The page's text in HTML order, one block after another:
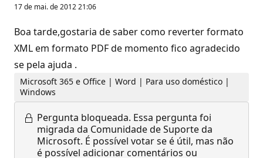
17 de mai. de 2012 21:06
Boa tarde,gostaria de saber como reverter formato
XML em formato PDF de momento fico agradecido
se pela ajuda .
Microsoft 365 e Office | Word | Para uso doméstico |
Windows
Pergunta bloqueada. Essa pergunta foi
migrada da Comunidade de Suporte da
Microsoft. É possível votar se é útil, mas não
é possível adicionar comentários ou